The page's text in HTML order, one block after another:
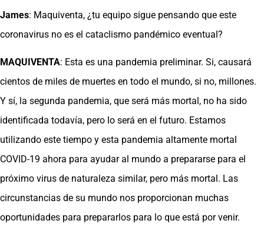
James: Maquiventa, ¿tu equipo sigue pensando que este
coronavirus no es el cataclismo pandémico eventual?
MAQUIVENTA: Esta es una pandemia preliminar. Si, causará
cientos de miles de muertes en todo el mundo, si no, millones.
Y sí, la segunda pandemia, que será más mortal, no ha sido
identificada todavía, pero lo será en el futuro. Estamos
utilizando este tiempo y esta pandemia altamente mortal
COVID-19 ahora para ayudar al mundo a prepararse para el
próximo virus de naturaleza similar, pero más mortal. Las
circunstancias de su mundo nos proporcionan muchas
oportunidades para prepararlos para lo que está por venir.